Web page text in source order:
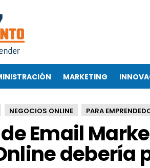
MARKETING
NEGOCIOS ONLINE PARA
Email
debería